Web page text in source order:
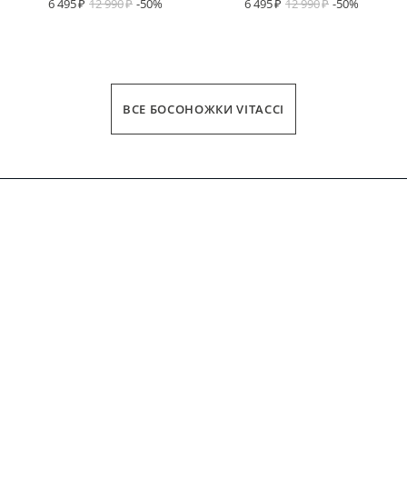
6 495
12 990 -50%
6 495
12 990 -50%
ВСЕ БОСОНОЖКИ VITACCI